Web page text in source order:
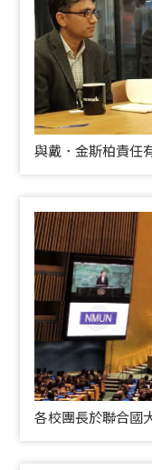
與戴．金斯柏責任
各校團長於聯合國